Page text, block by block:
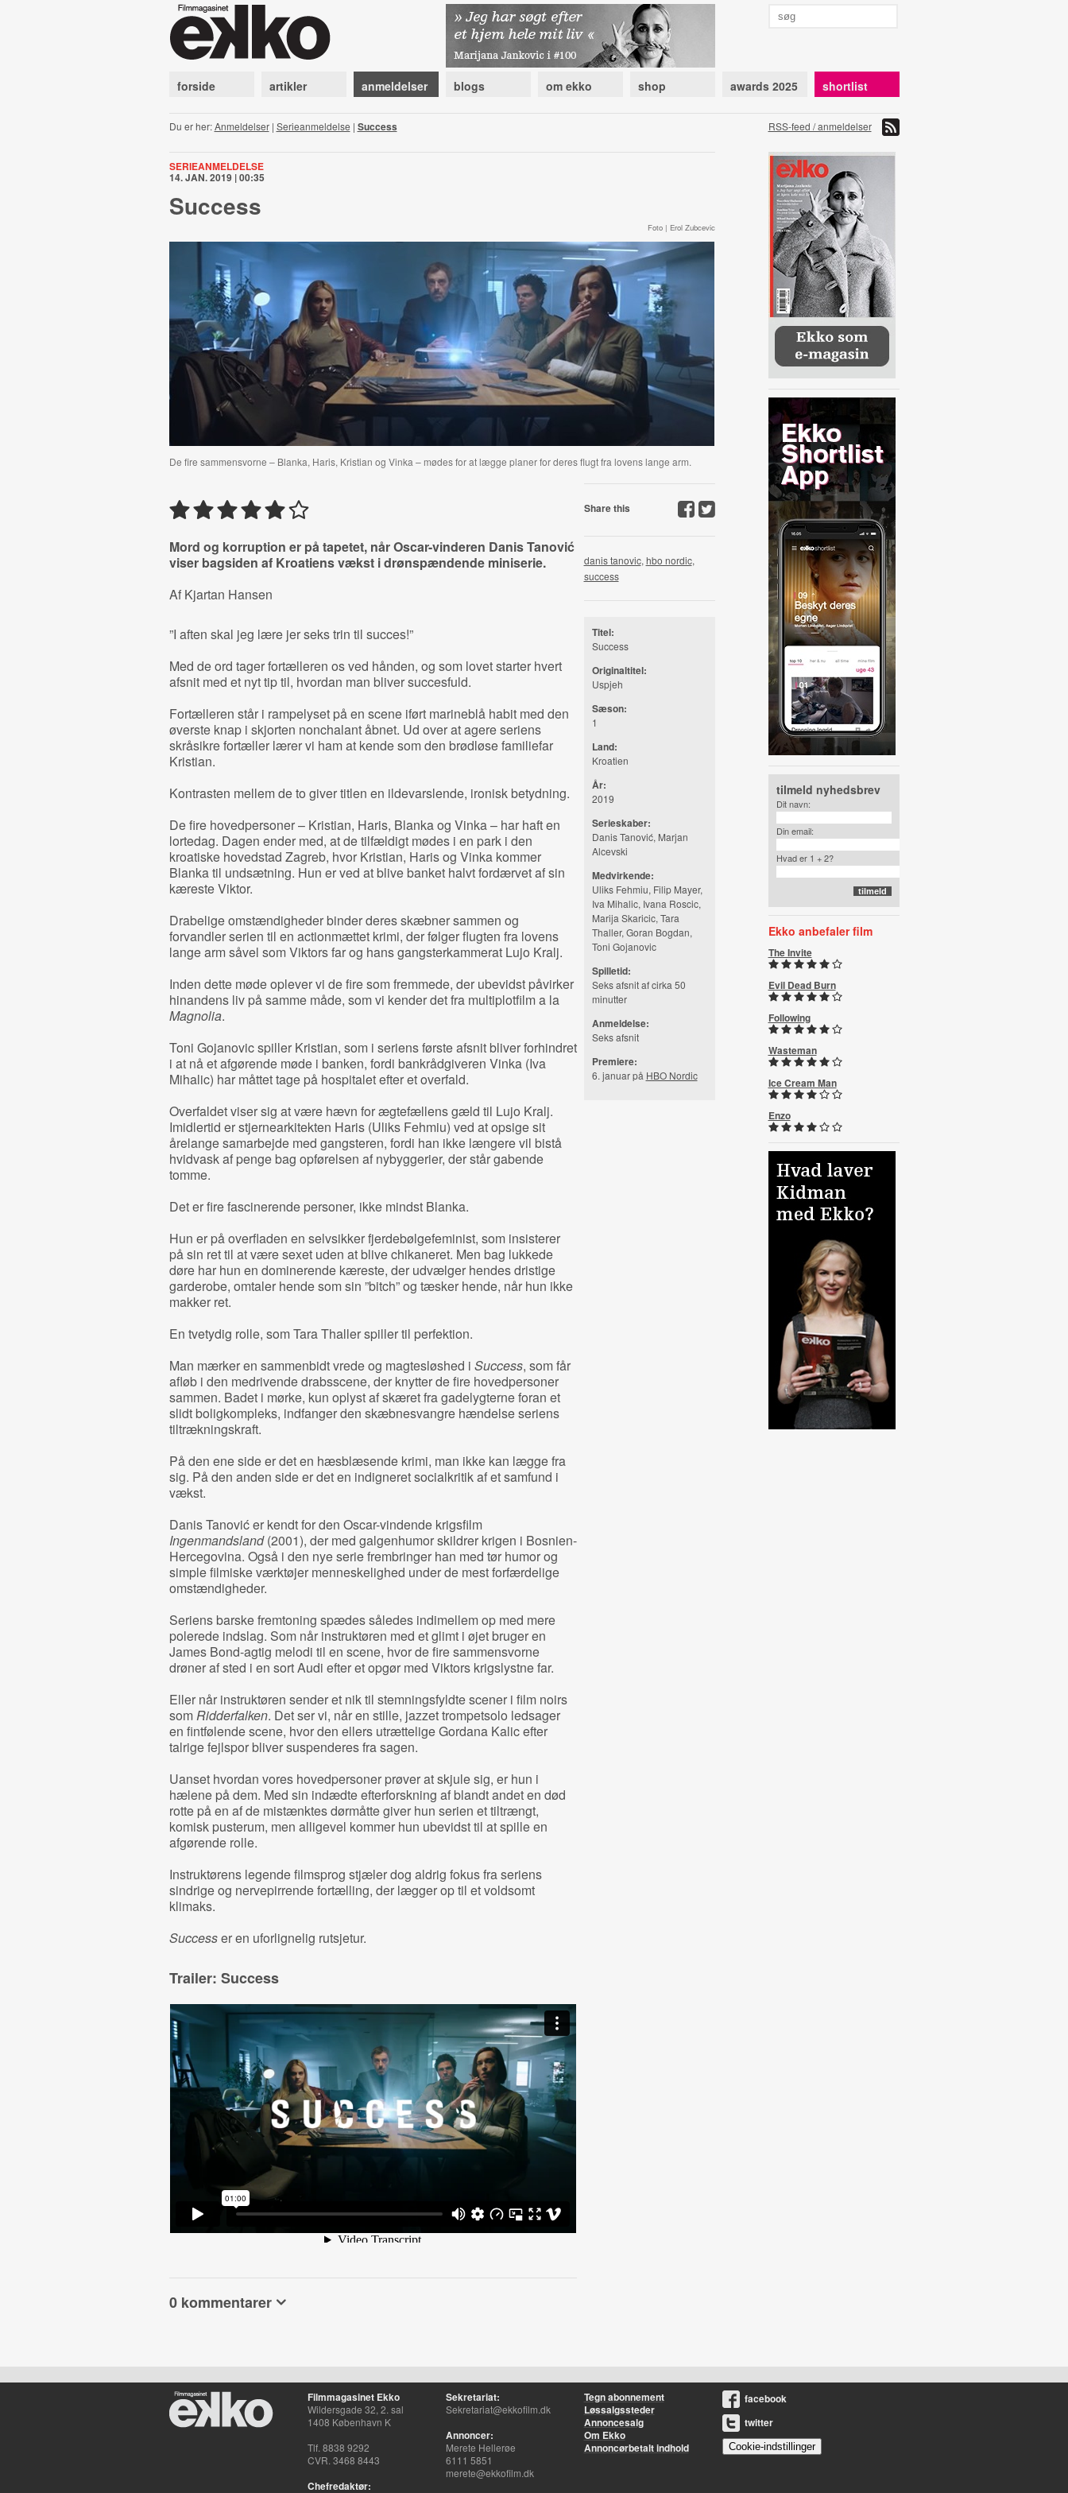
forside artikler anmeldelser blogs om ekko shop awards 2025 shortlist
Du er her:Anmeldelser| Serieanmeldelse | Success RSS-feed / anmeldelser
SERIEANMELDELSE
14. JAN. 2019 | 00:35
Success
Foto | Erol Zubcevic
De fire sammensvorne – Blanka, Haris, Kristian og Vinka – mødes for at lægge planer for deres flugt fra lovens lange arm.
Mord og korruption er på tapetet, når Oscar-vinderen Danis Tanović
viser bagsiden af Kroatiens vækst i drønspændende miniserie.
Af Kjartan Hansen
”I aften skal jeg lære jer seks trin til succes!”
Med de ord tager fortælleren os ved hånden, og som lovet starter hvert
afsnit med et nyt tip til, hvordan man bliver succesfuld.
Fortælleren står i rampelyset på en scene iført marineblå habit med den
øverste knap i skjorten nonchalant åbnet. Ud over at agere seriens
skråsikre fortæller lærer vi ham at kende som den brødløse familiefar
Kristian.
Kontrasten mellem de to giver titlen en ildevarslende, ironisk betydning.
De fire hovedpersoner – Kristian, Haris, Blanka og Vinka – har haft en
lortedag. Dagen ender med, at de tilfældigt mødes i en park i den
kroatiske hovedstad Zagreb, hvor Kristian, Haris og Vinka kommer
Blanka til undsætning. Hun er ved at blive banket halvt fordærvet af sin
kæreste Viktor.
Drabelige omstændigheder binder deres skæbner sammen og
forvandler serien til en actionmættet krimi, der følger flugten fra lovens
lange arm såvel som Viktors far og hans gangsterkammerat Lujo Kralj.
Inden dette møde oplever vi de fire som fremmede, der ubevidst påvirker
hinandens liv på samme måde, som vi kender det fra multiplotfilm a la
Magnolia.
Toni Gojanovic spiller Kristian, som i seriens første afsnit bliver forhindret
i at nå et afgørende møde i banken, fordi bankrådgiveren Vinka (Iva
Mihalic) har måttet tage på hospitalet efter et overfald.
Overfaldet viser sig at være hævn for ægtefællens gæld til Lujo Kralj.
Imidlertid er stjernearkitekten Haris (Uliks Fehmiu) ved at opsige sit
årelange samarbejde med gangsteren, fordi han ikke længere vil bistå
hvidvask af penge bag opførelsen af nybyggerier, der står gabende
tomme.
Det er fire fascinerende personer, ikke mindst Blanka.
Hun er på overfladen en selvsikker fjerdebølgefeminist, som insisterer
på sin ret til at være sexet uden at blive chikaneret. Men bag lukkede
døre har hun en dominerende kæreste, der udvælger hendes dristige
garderobe, omtaler hende som sin ”bitch” og tæsker hende, når hun ikke
makker ret.
En tvetydig rolle, som Tara Thaller spiller til perfektion.
Man mærker en sammenbidt vrede og magtesløshed i Success, som får
afløb i den medrivende drabsscene, der knytter de fire hovedpersoner
sammen. Badet i mørke, kun oplyst af skæret fra gadelygterne foran et
slidt boligkompleks, indfanger den skæbnesvangre hændelse seriens
tiltrækningskraft.
På den ene side er det en hæsblæsende krimi, man ikke kan lægge fra
sig. På den anden side er det en indigneret socialkritik af et samfund i
vækst.
Danis Tanović er kendt for den Oscar-vindende krigsfilm
Ingenmandsland(2001), der med galgenhumor skildrer krigen i Bosnien-
Hercegovina. Også i den nye serie frembringer han med tør humor og
simple filmiske værktøjer menneskelighed under de mest forfærdelige
omstændigheder.
Seriens barske fremtoning spædes således indimellem op med mere
polerede indslag. Som når instruktøren med et glimt i øjet bruger en
James Bond-agtig melodi til en scene, hvor de fire sammensvorne
drøner af sted i en sort Audi efter et opgør med Viktors krigslystne far.
Eller når instruktøren sender et nik til stemningsfyldte scener i film noirs
somRidderfalken. Det ser vi, når en stille, jazzet trompetsolo ledsager
en fintfølende scene, hvor den ellers utrættelige Gordana Kalic efter
talrige fejlspor bliver suspenderes fra sagen.
Uanset hvordan vores hovedpersoner prøver at skjule sig, er hun i
hælene på dem. Med sin indædte efterforskning af blandt andet en død
rotte på en af de mistænktes dørmåtte giver hun serien et tiltrængt,
komisk pusterum, men alligevel kommer hun ubevidst til at spille en
afgørende rolle.
Instruktørens legende filmsprog stjæler dog aldrig fokus fra seriens
sindrige og nervepirrende fortælling, der lægger op til et voldsomt
klimaks.
Successer en uforlignelig rutsjetur.
Trailer: Success
0 kommentarer
Share this
danis tanovic, hbo nordic,
success
Titel:
Success
Originaltitel:
Uspjeh
Sæson:
1
Land:
Kroatien
År:
2019
Serieskaber:
Danis Tanović, Marjan
Alcevski
Medvirkende:
Uliks Fehmiu, Filip Mayer,
Iva Mihalic, Ivana Roscic,
Marija Skaricic, Tara
Thaller, Goran Bogdan,
Toni Gojanovic
Spilletid:
Seks afsnit af cirka 50
minutter
Anmeldelse:
Seks afsnit
Premiere:
6. januar på HBO Nordic
tilmeld nyhedsbrev
Dit navn:
Din email:
Hvad er 1 + 2?
Ekko anbefaler film
The Invite
Evil Dead Burn
Following
Wasteman
Ice Cream Man
Enzo
Filmmagasinet Ekko
Wildersgade 32, 2. sal
1408 København K
Tlf. 8838 9292
CVR. 3468 8443
Chefredaktør:
Sekretariat:
Sekretariat@ekkofilm.dk
Annoncer:
Merete Hellerøe
6111 5851
merete@ekkofilm.dk
Tegn abonnement
Løssalgssteder
Annoncesalg
Om Ekko
Annoncørbetalt indhold
facebook
twitter
Cookie-indstillinger